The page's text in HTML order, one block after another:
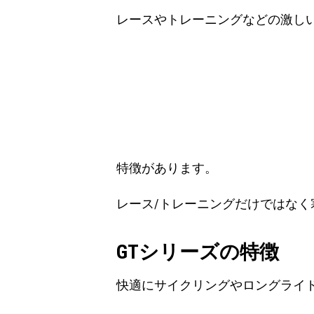
レースやトレーニングなどの激し
特徴があります。
レース/トレーニングだけではな
GTシリーズの特徴
快適にサイクリングやロングライ